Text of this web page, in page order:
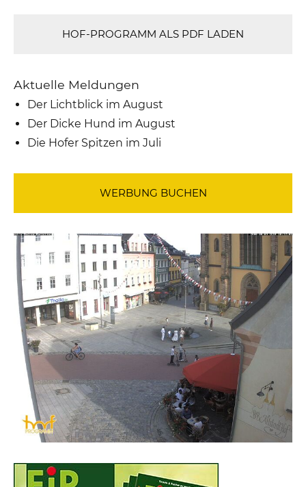
HOF-PROGRAMM ALS PDF LADEN
Aktuelle Meldungen
Der Lichtblick im August
Der Dicke Hund im August
Die Hofer Spitzen im Juli
WERBUNG BUCHEN